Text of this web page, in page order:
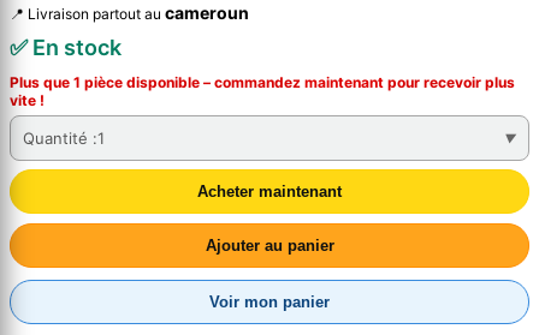
📍 Livraison partout au cameroun
✅ En stock
Plus que 1 pièce disponible – commandez maintenant pour recevoir plus
vite !
Quantité :1
Acheter maintenant
Ajouter au panier
Voir mon panier